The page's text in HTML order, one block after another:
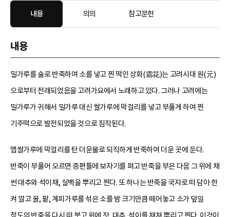
내용 의의 참고문헌
내용
밀가루를 술로 반죽하여 소를 넣고 찐 떡인 상화(霜花)는 고려시대 원(元)
으로부터 전래되었음을 고려가요에서 노래하고 있다. 그러나 고려에는
밀가루가 귀해서 밀가루 대신 쌀가루에 막걸리를 넣고 부풀게 하여 찐
기주떡으로 발전되었을 것으로 짐작된다.
멥쌀가루에 막걸리를 탄 더운물로 되직하게 반죽하여 더운 곳에 둔다.
반죽이 부풀어 오르면 증편틀에 보자기를 펴고 반죽을 부은 다음 그 위에 채
썬 대추와 석이채, 실백을 뿌리고 찐다. 또 하나는 반죽을 국자로 떠 담아 한
켜 깔고 꿀, 팥, 계피가루를 섞은 소를 밤 크기만큼 떼어놓고 소가 덮일